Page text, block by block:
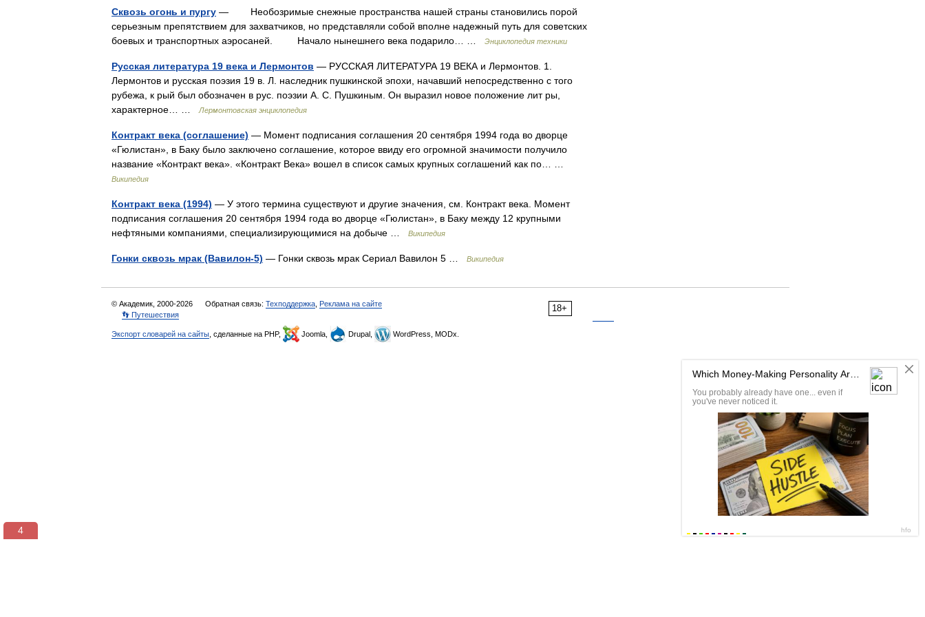
Сквозь огонь и пургу — Необозримые снежные пространства нашей страны становились порой
серьезным препятствием для захватчиков, но представляли собой вполне надежный путь для советских
боевых и транспортных аэросаней. Начало нынешнего века подарило… …
Энциклопедия техники
Русская литература 19 века и Лермонтов — РУССКАЯ ЛИТЕРАТУРА 19 ВЕКА и Лермонтов. 1.
Лермонтов и русская поэзия 19 в. Л. наследник пушкинской эпохи, начавший непосредственно с того
рубежа, к рый был обозначен в рус. поэзии А. С. Пушкиным. Он выразил новое положение лит ры,
характерное… …
Лермонтовская энциклопедия
Контракт века (соглашение) — Момент подписания соглашения 20 сентября 1994 года во дворце
«Гюлистан», в Баку было заключено соглашение, которое ввиду его огромной значимости получило
название «Контракт века». «Контракт Века» вошел в список самых крупных соглашений как по… …
Википедия
Контракт века (1994) — У этого термина существуют и другие значения, см. Контракт века. Момент
подписания соглашения 20 сентября 1994 года во дворце «Гюлистан», в Баку между 12 крупными
нефтяными компаниями, специализирующимися на добыче …
Википедия
Гонки сквозь мрак (Вавилон-5) — Гонки сквозь мрак Сериал Вавилон 5 … Википедия
18+
© Академик, 2000-2026 Обратная связь: Техподдержка Реклама на сайте
👣 Путешествия
Экспорт словарей на сайты , сделанные на PHP, Joomla, Drupal, WordPress, MODx.
3